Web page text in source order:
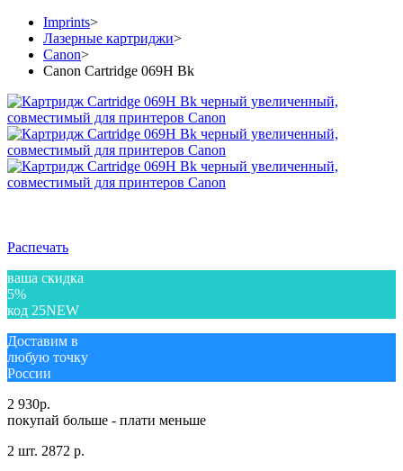
Imprints>
Лазерные картриджи>
Canon>
Canon Cartridge 069H Bk
Распечать
ваша скидка
5%
код 25NEW
Доставим в
любую точку
России
2 930р.
покупай больше - плати меньше
2 шт. 2872 р.